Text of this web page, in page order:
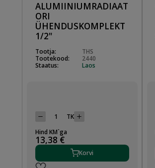
ALUMIINIUMRADIAAT
ORI
ÜHENDUSKOMPLEKT
1/2"
Tootja:
THS
Tootekood:
2440
Staatus:
Laos
TK
Hind KM`ga
13,38 €
Korvi